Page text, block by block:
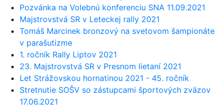
Pozvánka na Volebnú konferenciu SNA 11.09.2021
Majstrovstvá SR v Leteckej rally 2021
Tomáš Marcinek bronzový na svetovom šampionáte
v parašutizme
1. ročník Rally Liptov 2021
23. Majstrovstvá SR v Presnom lietaní 2021
Let Strážovskou hornatinou 2021 - 45. ročník
Stretnutie SOŠV so zástupcami športových zväzov
17.06.2021